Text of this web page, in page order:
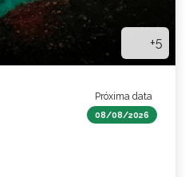
+5
Próxima data
08/08/2026